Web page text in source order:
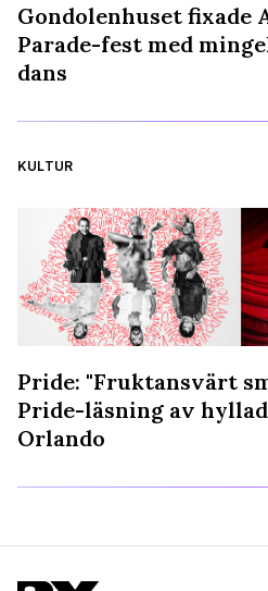
Gondolenhuset fixade
Parade-fest med
dans
KULTUR
Pride: "Fruktansvärt
Pride-läsning av
Orlando